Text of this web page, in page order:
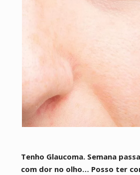
Tenho Glaucoma. Semana
com dor no olho… Posso ter